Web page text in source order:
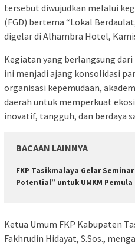
tersebut diwujudkan melalui
(FGD) bertema “Lokal
digelar di Alhambra Hotel,
Kegiatan yang berlangsung dari
ini menjadi ajang konsolidasi
organisasi kepemudaan,
daerah untuk memperkuat
inovatif, tangguh, dan berdaya
BACAAN LAINNYA
FKP Tasikmalaya Gelar
Potential” untuk UMKM Pemula
Ketua Umum FKP Kabupaten
Fakhrudin Hidayat, S.Sos.,